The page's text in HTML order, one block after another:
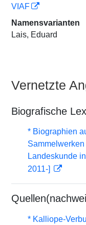
VIAF
Namensvarianten
Lais, Eduard
Vernetzte
Biografische
* Biographien
Landeskunde
2011-]
* Kalliope-